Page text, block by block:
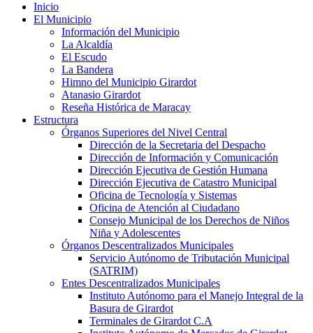
Inicio
El Municipio
Información del Municipio
La Alcaldía
El Escudo
La Bandera
Himno del Municipio Girardot
Atanasio Girardot
Reseña Histórica de Maracay
Estructura
Órganos Superiores del Nivel Central
Dirección de la Secretaria del Despacho
Dirección de Información y Comunicación
Dirección Ejecutiva de Gestión Humana
Dirección Ejecutiva de Catastro Municipal
Oficina de Tecnología y Sistemas
Oficina de Atención al Ciudadano
Consejo Municipal de los Derechos de Niños
Niña y Adolescentes
Órganos Descentralizados Municipales
Servicio Autónomo de Tributación Municipal
(SATRIM)
Entes Descentralizados Municipales
Instituto Autónomo para el Manejo Integral de la
Basura de Girardot
Terminales de Girardot C.A